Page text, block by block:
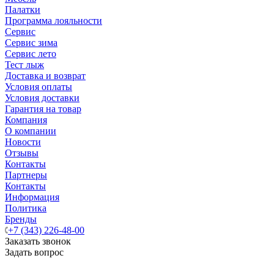
Палатки
Программа лояльности
Сервис
Сервис зима
Сервис лето
Тест лыж
Доставка и возврат
Условия оплаты
Условия доставки
Гарантия на товар
Компания
О компании
Новости
Отзывы
Контакты
Партнеры
Контакты
Информация
Политика
Бренды
+7 (343) 226-48-00
Заказать звонок
Задать вопрос